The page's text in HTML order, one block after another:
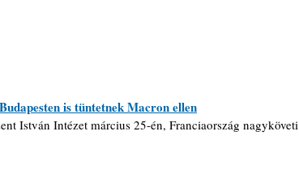
is tüntetnek Macron ellen
István Intézet március 25-én, Franciaország nagyköveti